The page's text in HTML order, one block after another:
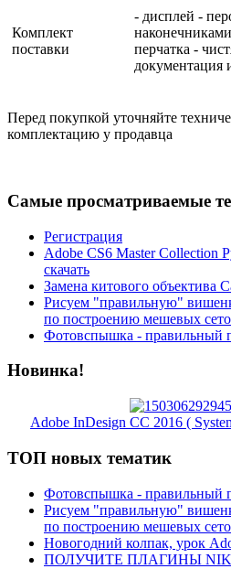
Комплект
поставки
- дисплей -
перчатка -
Перед покупкой уточняйте
комплектацию у продавца
Самые просматриваемые
Регистрация
Adobe CS6 Master Collection
скачать
Замена китового объектива
Рисуем "правильную"
по построению мешевых
Фотовспышка - правильный
Новинка!
Adobe InDesign CC 2016 (
ТОП новых тематик
Фотовспышка - правильный
Рисуем "правильную"
по построению мешевых
Новогодний колпак, урок
ПОЛУЧИТЕ ПЛАГИНЫ NIK